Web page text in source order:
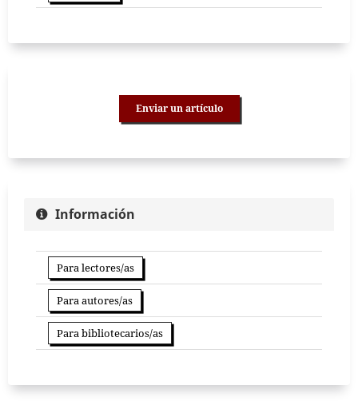
Enviar un artículo
Información
Para lectores/as
Para autores/as
Para bibliotecarios/as